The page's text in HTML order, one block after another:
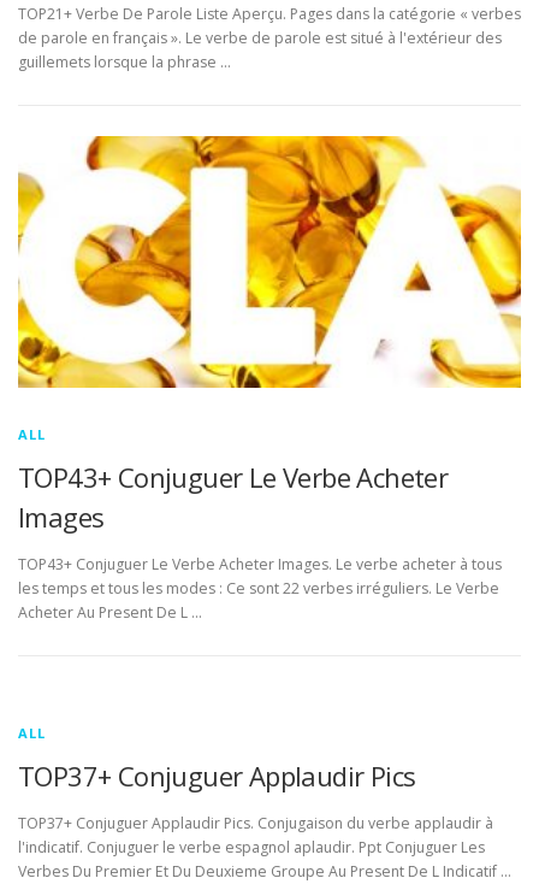
TOP21+ Verbe De Parole Liste Aperçu. Pages dans la catégorie « verbes
de parole en français ». Le verbe de parole est situé à l'extérieur des
guillemets lorsque la phrase …
ALL
TOP43+ Conjuguer Le Verbe Acheter
Images
TOP43+ Conjuguer Le Verbe Acheter Images. Le verbe acheter à tous
les temps et tous les modes : Ce sont 22 verbes irréguliers. Le Verbe
Acheter Au Present De L …
ALL
TOP37+ Conjuguer Applaudir Pics
TOP37+ Conjuguer Applaudir Pics. Conjugaison du verbe applaudir à
l'indicatif. Conjuguer le verbe espagnol aplaudir. Ppt Conjuguer Les
Verbes Du Premier Et Du Deuxieme Groupe Au Present De L Indicatif …